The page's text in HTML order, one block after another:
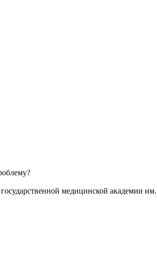
государственной медицинской академии